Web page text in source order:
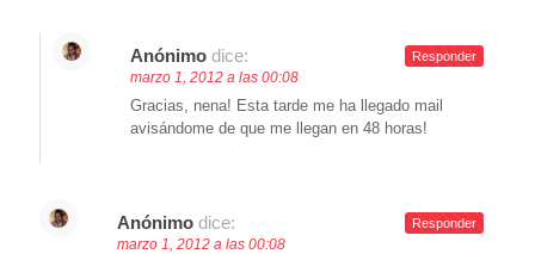
Anónimo dice:
marzo 1, 2012 a las 00:08
Gracias, nena! Esta tarde me ha llegado mail
avisándome de que me llegan en 48 horas!
Responder
Anónimo dice:
marzo 1, 2012 a las 00:08
Responder